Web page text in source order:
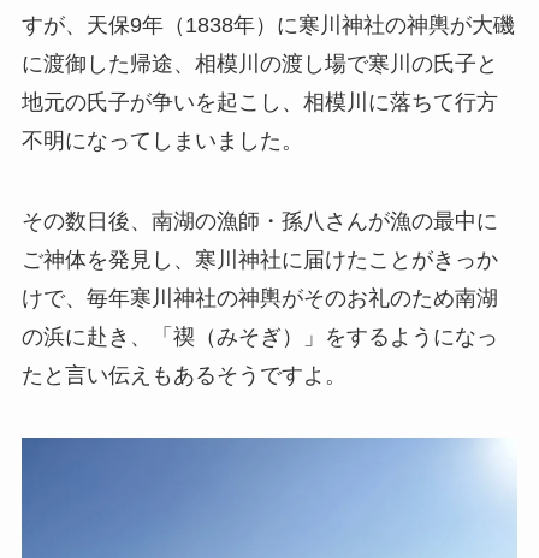
すが、天保9年（1838年）に寒川神社の神輿が大磯
に渡御した帰途、相模川の渡し場で寒川の氏子と
地元の氏子が争いを起こし、相模川に落ちて行方
不明になってしまいました。
その数日後、南湖の漁師・孫八さんが漁の最中に
ご神体を発見し、寒川神社に届けたことがきっか
けで、毎年寒川神社の神輿がそのお礼のため南湖
の浜に赴き、「禊（みそぎ）」をするようになっ
たと言い伝えもあるそうですよ。